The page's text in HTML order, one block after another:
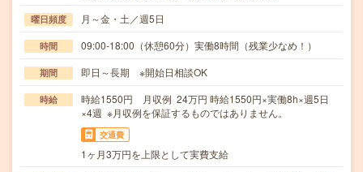
曜日頻度 月～金・土／週5日
時間 09:00-18:00（休憩60分）実働8時間（残業少なめ！）
期間 即日～長期 ※開始日相談OK
時給
時給1550円 月収例 24万円 時給1550円×実働8h×週5日
×4週 ※月収例を保証するものではありません。
交通費
1ヶ月3万円を上限として実費支給